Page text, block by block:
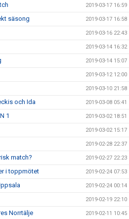
2019-03-17 16:59
säsong 2019-03-17 16:58
2019-03-16 22:43
2019-03-14 16:32
2019-03-14 15:07
2019-03-12 12:00
2019-03-10 21:58
och Ida 2019-03-08 05:41
1 2019-03-02 18:51
2019-03-02 15:17
2019-02-28 22:37
match? 2019-02-27 22:23
i toppmötet 2019-02-24 07:53
2019-02-24 00:14
2019-02-19 22:10
Norrtälje 2019-02-11 10:45